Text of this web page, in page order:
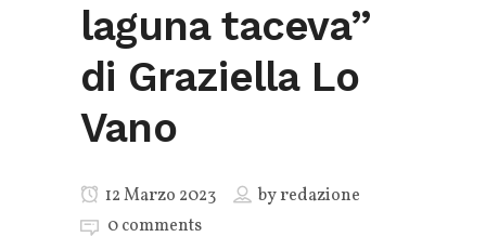
laguna taceva”
di Graziella Lo
Vano
12 Marzo 2023 byredazione
0 comments